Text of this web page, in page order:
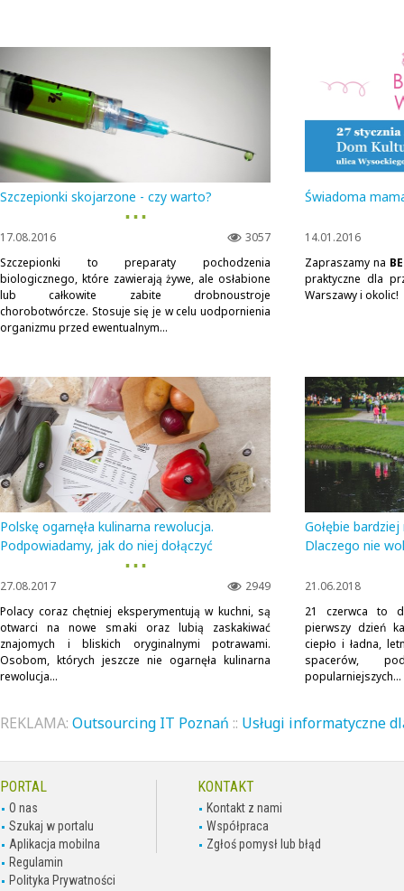
Szczepionki skojarzone - czy warto?
▪ ▪ ▪
3057
17.08.2016
Szczepionki to preparaty pochodzenia
biologicznego, które zawierają żywe, ale osłabione
lub całkowite zabite drobnoustroje
chorobotwórcze. Stosuje się je w celu uodpornienia
organizmu przed ewentualnym...
Świadoma
14.01.2016
Zapraszamy na
praktyczne dla
Warszawy i okolic!
Polskę ogarnęła kulinarna rewolucja.
Podpowiadamy, jak do niej dołączyć
▪ ▪ ▪
2949
27.08.2017
Polacy coraz chętniej eksperymentują w kuchni, są
otwarci na nowe smaki oraz lubią zaskakiwać
znajomych i bliskich oryginalnymi potrawami.
Osobom, których jeszcze nie ogarnęła kulinarna
rewolucja...
Gołębie
Dlaczego nie
21.06.2018
21 czerwca to
pierwszy dzień
ciepło i ładna,
spacerów,
popularniejszych...
REKLAMA: Outsourcing IT Poznań :: Usługi informatyczne
PORTAL
O nas
Szukaj w portalu
Aplikacja mobilna
Regulamin
Polityka Prywatności
KONTAKT
Kontakt z nami
Współpraca
Zgłoś pomysł lub błąd